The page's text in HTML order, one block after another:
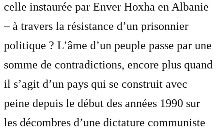
celle instaurée par Enver Hoxha en Albanie
– à travers la résistance d’un prisonnier
politique ? L’âme d’un peuple passe par une
somme de contradictions, encore plus quand
il s’agit d’un pays qui se construit avec
peine depuis le début des années 1990 sur
les décombres d’une dictature communiste